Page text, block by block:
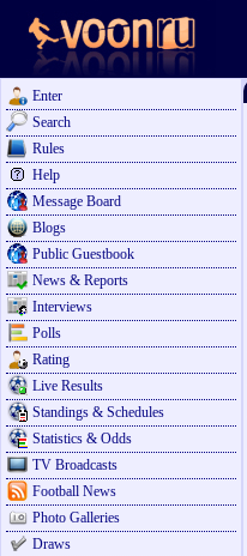
Enter
Search
Rules
Help
Message Board
Blogs
Public Guestbook
News & Reports
Interviews
Polls
Rating
Live Results
Standings & Schedules
Statistics & Odds
TV Broadcasts
Football News
Photo Galleries
Draws